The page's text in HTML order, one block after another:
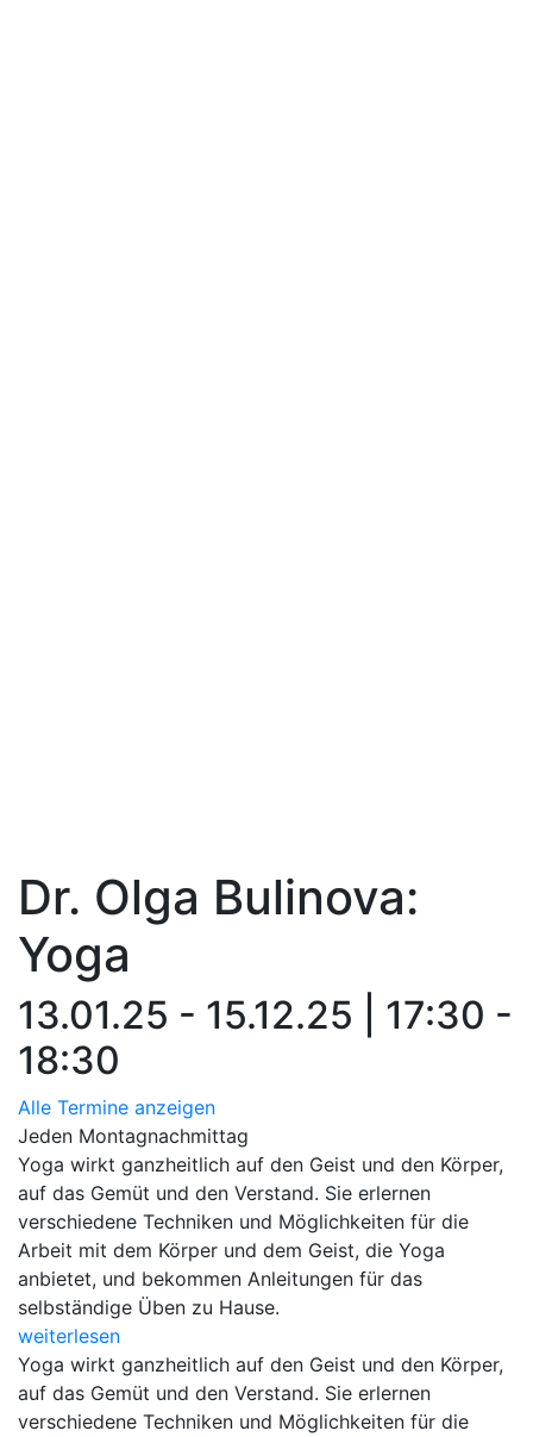
Dr. Olga Bulinova:
Yoga
13.01.25 - 15.12.25 | 17:30 -
18:30
Alle Termine anzeigen
Jeden Montagnachmittag
Yoga wirkt ganzheitlich auf den Geist und den Körper,
auf das Gemüt und den Verstand. Sie erlernen
verschiedene Techniken und Möglichkeiten für die
Arbeit mit dem Körper und dem Geist, die Yoga
anbietet, und bekommen Anleitungen für das
selbständige Üben zu Hause.
weiterlesen
Yoga wirkt ganzheitlich auf den Geist und den Körper,
auf das Gemüt und den Verstand. Sie erlernen
verschiedene Techniken und Möglichkeiten für die